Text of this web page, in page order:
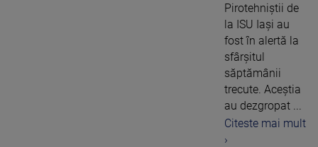
Pirotehniştii de
la ISU Iaşi au
fost în alertă la
sfârşitul
săptămânii
trecute. Aceştia
au dezgropat ...
Citeste mai mult
›